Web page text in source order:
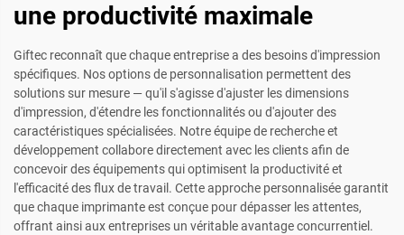
une productivité maximale
Giftec reconnaît que chaque entreprise a des besoins d'impression
spécifiques. Nos options de personnalisation permettent des
solutions sur mesure — qu'il s'agisse d'ajuster les dimensions
d'impression, d'étendre les fonctionnalités ou d'ajouter des
caractéristiques spécialisées. Notre équipe de recherche et
développement collabore directement avec les clients afin de
concevoir des équipements qui optimisent la productivité et
l'efficacité des flux de travail. Cette approche personnalisée garantit
que chaque imprimante est conçue pour dépasser les attentes,
offrant ainsi aux entreprises un véritable avantage concurrentiel.